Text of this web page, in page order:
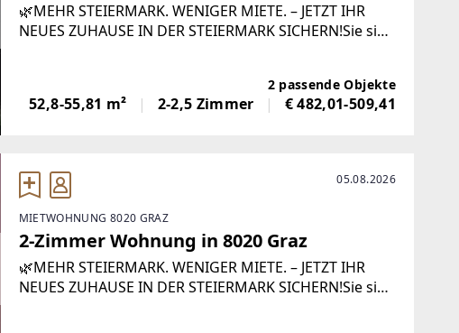
🌿MEHR STEIERMARK. WENIGER MIETE. – JETZT IHR
NEUES ZUHAUSE IN DER STEIERMARK SICHERN!Sie sind
Ihren Umzug!Bei Vertragsabschluss bis spätestens
2 passende Objekte
52,8-55,81 m² 2-2,5 Zimmer € 482,01-509,41
05.08.2026
MIETWOHNUNG 8020 GRAZ
2-Zimmer Wohnung in 8020 Graz
🌿MEHR STEIERMARK. WENIGER MIETE. – JETZT IHR
NEUES ZUHAUSE IN DER STEIERMARK SICHERN!Sie sind